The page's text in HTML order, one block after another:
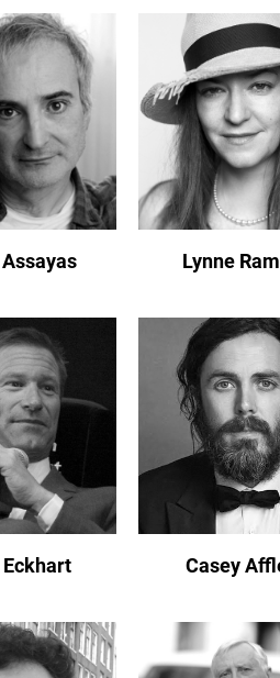
Lynne
Casey